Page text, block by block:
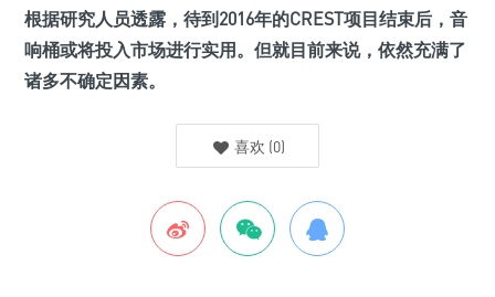
根据研究人员透露，待到2016年的CREST项目结束后，音
响桶或将投入市场进行实用。但就目前来说，依然充满了
诸多不确定因素。
喜欢 (0)